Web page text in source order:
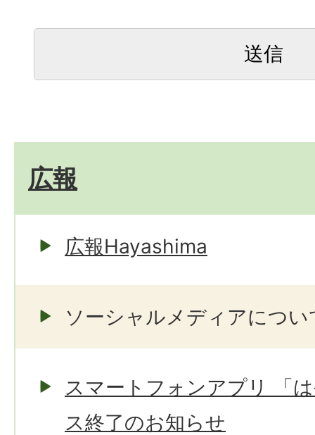
広報
広報Hayashima
ソーシャルメディアについ
スマートフォンアプリ 「
ス終了のお知らせ